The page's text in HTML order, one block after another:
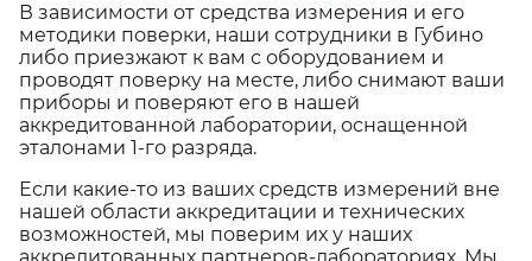
В зависимости от средства измерения и его
методики поверки, наши сотрудники в Губино
либо приезжают к вам с оборудованием и
проводят поверку на месте, либо снимают ваши
приборы и поверяют его в нашей
аккредитованной лаборатории, оснащенной
эталонами 1-го разряда.
Если какие-то из ваших средств измерений вне
нашей области аккредитации и технических
возможностей, мы поверим их у наших